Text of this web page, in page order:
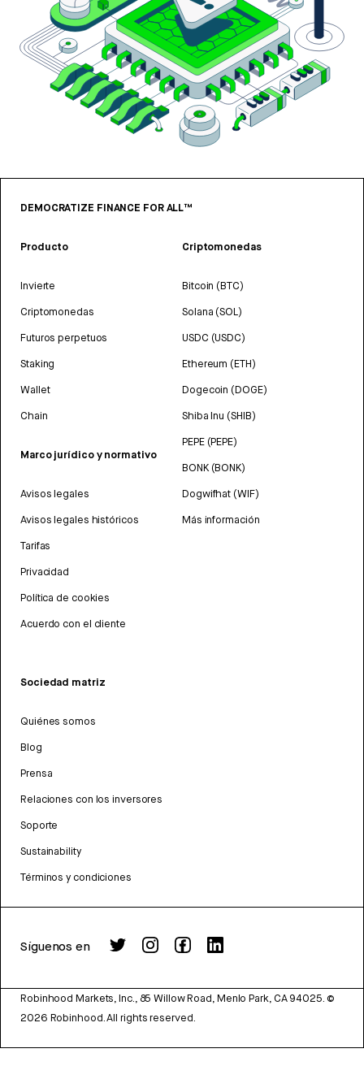
DEMOCRATIZE FINANCE FOR ALL™
Producto
Invierte
Criptomonedas
Futuros perpetuos
Staking
Wallet
Chain
Marco jurídico y normativo
Avisos legales
Avisos legales históricos
Tarifas
Privacidad
Política de cookies
Acuerdo con el cliente
Criptomonedas
Bitcoin (BTC)
Solana (SOL)
USDC (USDC)
Ethereum (ETH)
Dogecoin (DOGE)
Shiba Inu (SHIB)
PEPE (PEPE)
BONK (BONK)
Dogwifhat (WIF)
Más información
Sociedad matriz
Quiénes somos
Blog
Prensa
Relaciones con los inversores
Soporte
Sustainability
Términos y condiciones
Síguenos en
Robinhood Markets, Inc., 85 Willow Road, Menlo Park, CA 94025. ©
2026 Robinhood. All rights reserved.